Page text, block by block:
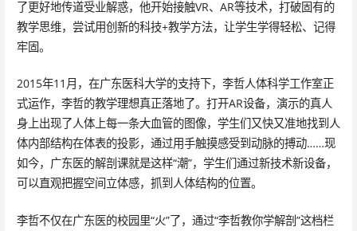
了更好地传道受业解惑，他开始接触VR、AR等技术，打破固有的
教学思维，尝试用创新的科技+教学方法，让学生学得轻松、记得
牢固。
2015年11月，在广东医科大学的支持下，李哲人体科学工作室正
式运作，李哲的教学理想真正落地了。打开AR设备，演示的真人
身上出现了人体上每一条大血管的图像，学生们又快又准地找到人
体内部结构在体表的投影，通过用手触摸感受到动脉的搏动……现
如今，广东医的解剖课就是这样“潮”，学生们通过新技术新设备，
可以直观把握空间立体感，抓到人体结构的位置。
李哲不仅在广东医的校园里“火”了，通过“李哲教你学解剖”这档栏